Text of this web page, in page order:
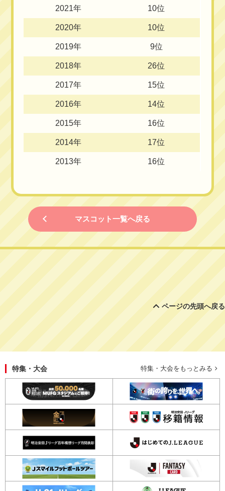
2021年 10位
2020年 10位
2019年 9位
2018年 26位
2017年 15位
2016年 14位
2015年 16位
2014年 17位
2013年 16位
マスコット一覧へ戻る
ページの先頭へ戻る
特集・大会 特集・大会をもっとみる